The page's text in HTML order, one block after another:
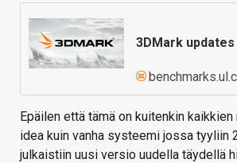
3DMark
Epäilen että tämä on kuitenkin
idea kuin vanha systeemi jossa tyyliin
julkaistiin uusi versio uudella täydellä